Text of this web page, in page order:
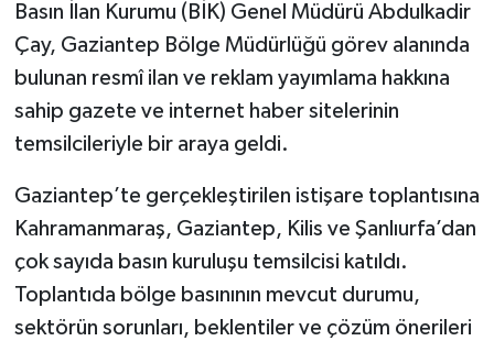
Basın İlan Kurumu (BİK) Genel Müdürü Abdulkadir
Çay, Gaziantep Bölge Müdürlüğü görev alanında
bulunan resmî ilan ve reklam yayımlama hakkına
sahip gazete ve internet haber sitelerinin
temsilcileriyle bir araya geldi.
Gaziantep’te gerçekleştirilen istişare toplantısına
Kahramanmaraş, Gaziantep, Kilis ve Şanlıurfa’dan
çok sayıda basın kuruluşu temsilcisi katıldı.
Toplantıda bölge basınının mevcut durumu,
sektörün sorunları, beklentiler ve çözüm önerileri